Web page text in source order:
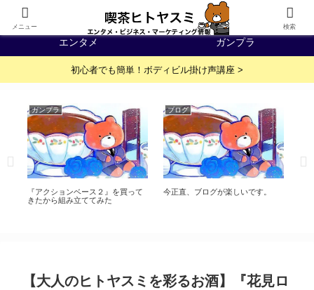
イベント・展示会
エンタメ ガンプラ
初心者でも簡単！ボディビル掛け声講座 >
ガンプラ
『アクションベース２』を買って
きたから組み立ててみた
ブログ
今正直、ブログが楽しいです。
【大人のヒトヤスミを彩るお酒】『花見ロ
メニュー 検索